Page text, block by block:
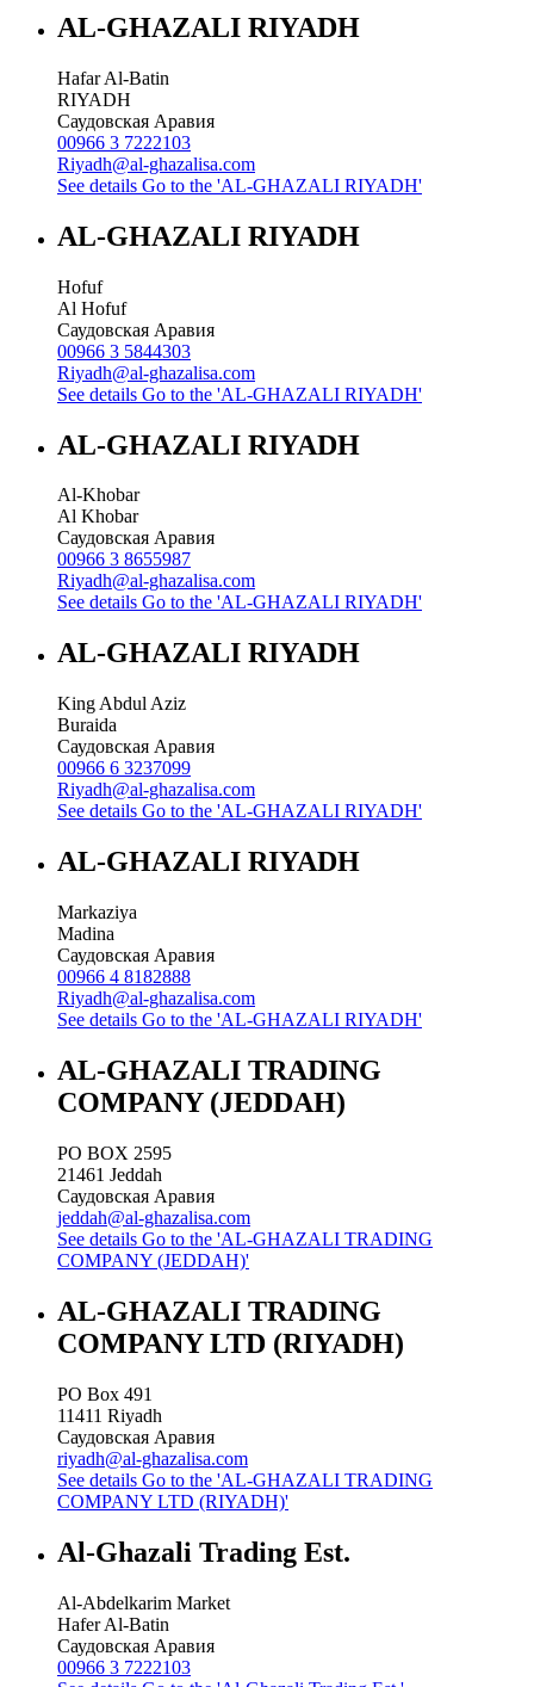
AL-GHAZALI RIYADH
Hafar Al-Batin
RIYADH
Саудовская Аравия
00966 3 7222103
Riyadh@al-ghazalisa.com
See details Go to the 'AL-GHAZALI RIYADH'
AL-GHAZALI RIYADH
Hofuf
Al Hofuf
Саудовская Аравия
00966 3 5844303
Riyadh@al-ghazalisa.com
See details Go to the 'AL-GHAZALI RIYADH'
AL-GHAZALI RIYADH
Al-Khobar
Al Khobar
Саудовская Аравия
00966 3 8655987
Riyadh@al-ghazalisa.com
See details Go to the 'AL-GHAZALI RIYADH'
AL-GHAZALI RIYADH
King Abdul Aziz
Buraida
Саудовская Аравия
00966 6 3237099
Riyadh@al-ghazalisa.com
See details Go to the 'AL-GHAZALI RIYADH'
AL-GHAZALI RIYADH
Markaziya
Madina
Саудовская Аравия
00966 4 8182888
Riyadh@al-ghazalisa.com
See details Go to the 'AL-GHAZALI RIYADH'
AL-GHAZALI TRADING
COMPANY (JEDDAH)
PO BOX 2595
21461 Jeddah
Саудовская Аравия
jeddah@al-ghazalisa.com
See details Go to the 'AL-GHAZALI TRADING
COMPANY (JEDDAH)'
AL-GHAZALI TRADING
COMPANY LTD (RIYADH)
PO Box 491
11411 Riyadh
Саудовская Аравия
riyadh@al-ghazalisa.com
See details Go to the 'AL-GHAZALI TRADING
COMPANY LTD (RIYADH)'
Al-Ghazali Trading Est.
Al-Abdelkarim Market
Hafer Al-Batin
Саудовская Аравия
00966 3 7222103